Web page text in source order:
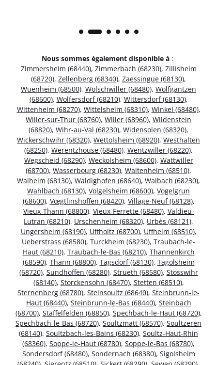
Nous sommes également disponible à :
Zimmersheim (68440), Zimmerbach (68230), Zillisheim
(68720), Zellenberg (68340), Zaessingue (68130),
Wuenheim (68500), Wolschwiller (68480), Wolfgantzen
(68600), Wolfersdorf (68210), Wittersdorf (68130),
Wittenheim (68270), Wittelsheim (68310), Winkel (68480),
Willer-sur-Thur (68760), Willer (68960), Wildenstein
(68820), Wihr-au-Val (68230), Widensolen (68320),
Wickerschwihr (68320), Wettolsheim (68920), Westhalten
(68250), Werentzhouse (68480), Wentzwiller (68220),
Wegscheid (68290), Weckolsheim (68600), Wattwiller
(68700), Wasserbourg (68230), Waltenheim (68510),
Walheim (68130), Waldighofen (68640), Walbach (68230),
Wahlbach (68130), Volgelsheim (68600), Vogelgrun
(68600), Vœgtlinshoffen (68420), Village-Neuf (68128),
Vieux-Thann (68800), Vieux-Ferrette (68480), Valdieu-
Lutran (68210), Urschenheim (68320), Urbès (68121),
Ungersheim (68190), Uffholtz (68700), Uffheim (68510),
Ueberstrass (68580), Turckheim (68230), Traubach-le-
Haut (68210), Traubach-le-Bas (68210), Thannenkirch
(68590), Thann (68800), Tagsdorf (68130), Tagolsheim
(68720), Sundhoffen (68280), Strueth (68580), Stosswihr
(68140), Storckensohn (68470), Stetten (68510),
Sternenberg (68780), Steinsoultz (68640), Steinbrunn-le-
Haut (68440), Steinbrunn-le-Bas (68440), Steinbach
(68700), Staffelfelden (68850), Spechbach-le-Haut (68720),
Spechbach-le-Bas (68720), Soultzmatt (68570), Soultzeren
(68140), Soultzbach-les-Bains (68230), Soultz-Haut-Rhin
(68360), Soppe-le-Haut (68780), Soppe-le-Bas (68780),
Sondersdorf (68480), Sondernach (68380), Sigolsheim